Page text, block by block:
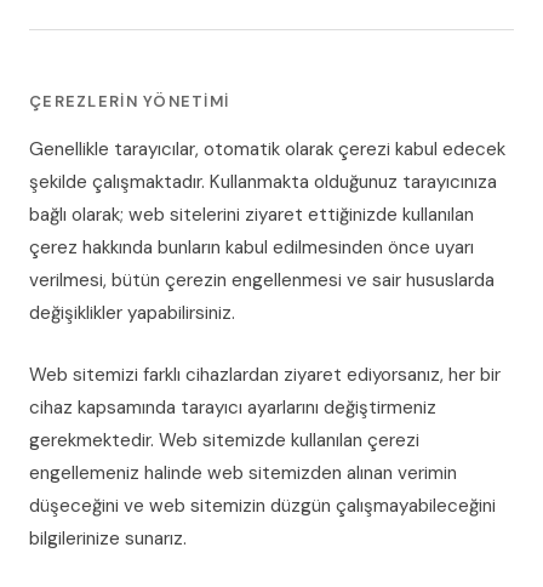
ÇEREZLERIN YÖNETIMI
Genellikle tarayıcılar, otomatik olarak çerezi kabul edecek
şekilde çalışmaktadır. Kullanmakta olduğunuz tarayıcınıza
bağlı olarak; web sitelerini ziyaret ettiğinizde kullanılan
çerez hakkında bunların kabul edilmesinden önce uyarı
verilmesi, bütün çerezin engellenmesi ve sair hususlarda
değişiklikler yapabilirsiniz.
Web sitemizi farklı cihazlardan ziyaret ediyorsanız, her bir
cihaz kapsamında tarayıcı ayarlarını değiştirmeniz
gerekmektedir. Web sitemizde kullanılan çerezi
engellemeniz halinde web sitemizden alınan verimin
düşeceğini ve web sitemizin düzgün çalışmayabileceğini
bilgilerinize sunarız.